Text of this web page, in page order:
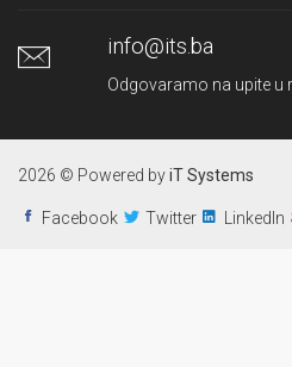
info@its.ba
Odgovaramo na upite u
2026 © Powered byiT Systems
Facebook Twitter LinkedIn